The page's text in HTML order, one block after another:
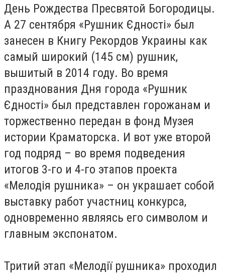
День Рождества Пресвятой Богородицы.
А 27 сентября «Рушник Єдності» был
занесен в Книгу Рекордов Украины как
самый широкий (145 см) рушник,
вышитый в 2014 году. Во время
празднования Дня города «Рушник
Єдності» был представлен горожанам и
торжественно передан в фонд Музея
истории Краматорска. И вот уже второй
год подряд – во время подведения
итогов 3-го и 4-го этапов проекта
«Мелодія рушника» – он украшает собой
выставку работ участниц конкурса,
одновременно являясь его символом и
главным экспонатом.
Тритий этап «Мелодії рушника» проходил